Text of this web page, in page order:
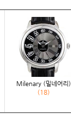
Milenary (밀네어리)
(18)